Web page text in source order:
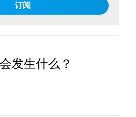
订阅
发生什么？